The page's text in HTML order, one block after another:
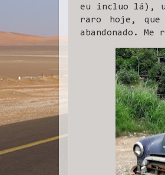
eu incluo lá),
raro hoje, que
abandonado. Me